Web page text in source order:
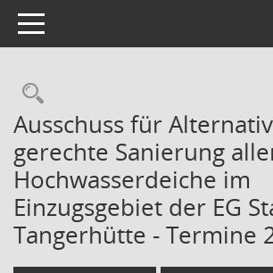
Toggle navigation
Rechercheauswahl
Ausschuss für
gerechte Sanierung
Hochwasserdeiche im
Einzugsgebiet der EG
Tangerhütte - Termine